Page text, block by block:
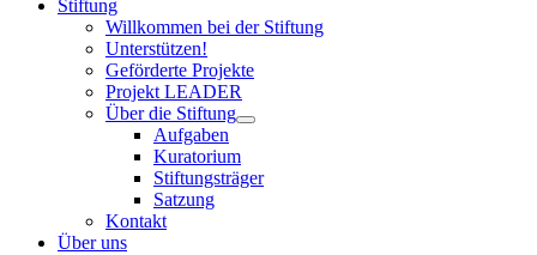
Stiftung
Willkommen bei der Stiftung
Unterstützen!
Geförderte Projekte
Projekt LEADER
Über die Stiftung
Aufgaben
Kuratorium
Stiftungsträger
Satzung
Kontakt
Über uns